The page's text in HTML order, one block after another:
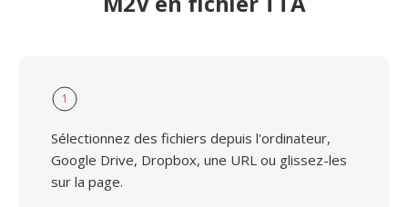
1
Sélectionnez des fichiers depuis l'ordinateur,
Google Drive, Dropbox, une URL ou glissez-les
sur la page.